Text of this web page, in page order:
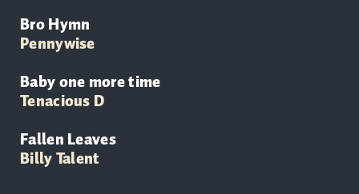
Bro Hymn
Pennywise
Baby one more time
Tenacious D
Fallen Leaves
Billy Talent